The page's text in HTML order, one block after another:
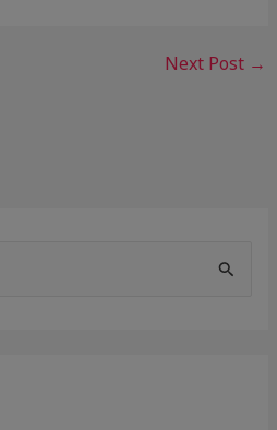
Next Post →